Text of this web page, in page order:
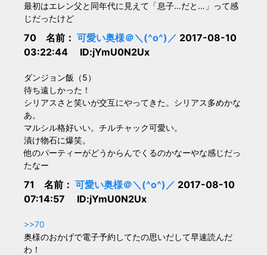
最初はエレン父と同年代に見えて「息子…だと…」って感
じだったけど
70 名前： 可愛い奥様＠＼(^o^)／ 2017-08-10
03:22:44 ID:jYmU0N2Ux
ダンジョン飯（5）
待ち遠しかった！
シリアスさと笑いが交互にやってきた。シリアス多めかな
あ。
マルシル格好いい。チルチャック可愛い。
漬け物石に爆笑。
他のパーティーがどうからんでくるのかなーやな感じだっ
たなー
71 名前： 可愛い奥様＠＼(^o^)／ 2017-08-10
07:14:57 ID:jYmU0N2Ux
>>70
奥様のおかげで電子予約してたの思いだして早速読んだ
わ！